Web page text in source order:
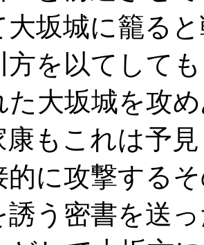
大坂城に籠る
方を以てして
た大坂城を攻
康もこれは予
的に攻撃する
誘う密書を送